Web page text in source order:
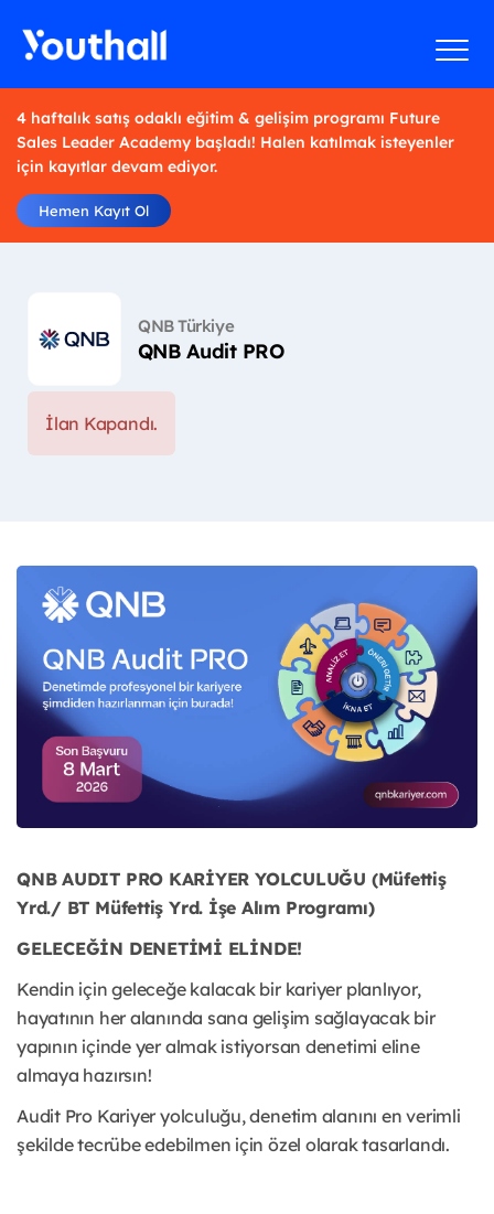
4 haftalık satış odaklı eğitim & gelişim programı Future
Sales Leader Academy başladı! Halen katılmak isteyenler
için kayıtlar devam ediyor.
Hemen Kayıt Ol
QNB Türkiye
QNB Audit PRO
İlan Kapandı.
QNB AUDIT PRO KARİYER YOLCULUĞU (Müfettiş
Yrd./ BT Müfettiş Yrd. İşe Alım Programı)
GELECEĞİN DENETİMİ ELİNDE!
Kendin için geleceğe kalacak bir kariyer planlıyor,
hayatının her alanında sana gelişim sağlayacak bir
yapının içinde yer almak istiyorsan denetimi eline
almaya hazırsın!
Audit Pro Kariyer yolculuğu, denetim alanını en verimli
şekilde tecrübe edebilmen için özel olarak tasarlandı.